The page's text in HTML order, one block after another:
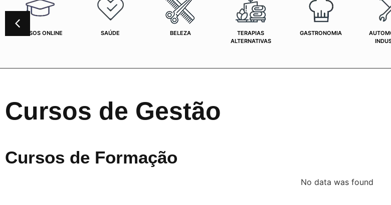
CURSOS ONLINE SAÚDE BELEZA
TERAPIAS
ALTERNATIVAS
GASTRONOMIA
Cursos de Gestão
Cursos de Formação
No data was found